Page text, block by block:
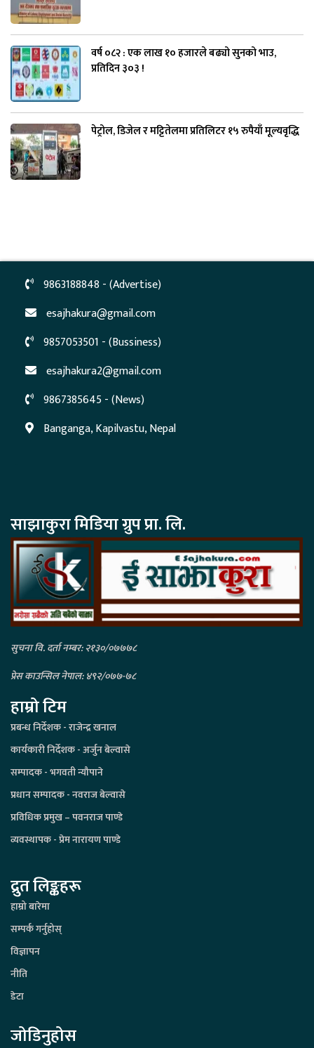
वर्ष ०८२ : एक लाख १० हजारले बढ्यो सुनको भाउ,
प्रतिदिन ३०३ !
पेट्रोल, डिजेल र मट्टितेलमा प्रतिलिटर १५ रुपैयाँ मूल्यवृद्धि
9863188848 - (Advertise)
esajhakura@gmail.com
9857053501 - (Bussiness)
esajhakura2@gmail.com
9867385645 - (News)
Banganga, Kapilvastu, Nepal
साझाकुरा मिडिया ग्रुप प्रा. लि.
सुचना वि. दर्ता नम्बर: २१३०/०७७७८
प्रेस काउन्सिल नेपाल: ४९२/०७७-७८
हाम्रो टिम
प्रबन्ध निर्देशक - राजेन्द्र खनाल
कार्यकारी निर्देशक - अर्जुन बेल्वासे
सम्पादक - भगवती न्यौपाने
प्रधान सम्पादक - नवराज बेल्वासे
प्रविधिक प्रमुख – पवनराज पाण्डे
व्यवस्थापक - प्रेम नारायण पाण्डे
द्रुत लिङ्कहरू
हाम्रो बारेमा
सम्पर्क गर्नुहोस्
विज्ञापन
नीति
डेटा
जोडिनुहोस